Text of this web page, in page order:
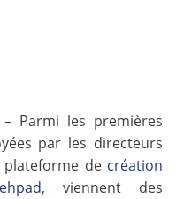
– Parmi les premières
par les directeurs
plateforme de création
, viennent des